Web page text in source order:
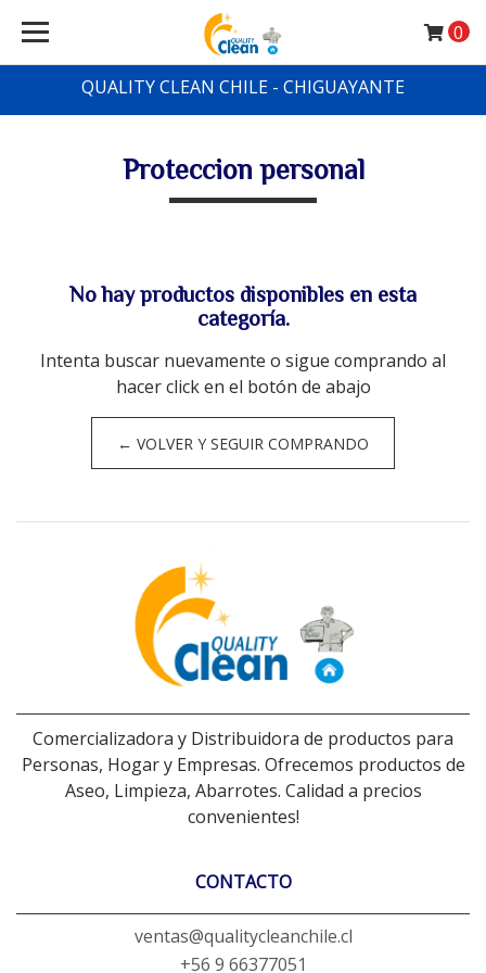
QUALITY CLEAN CHILE - CHIGUAYANTE
0
Proteccion personal
No hay productos disponibles en esta
categoría.
Intenta buscar nuevamente o sigue comprando al
hacer click en el botón de abajo
← VOLVER Y SEGUIR COMPRANDO
Comercializadora y Distribuidora de productos para
Personas, Hogar y Empresas. Ofrecemos productos de
Aseo, Limpieza, Abarrotes. Calidad a precios
convenientes!
CONTACTO
ventas@qualitycleanchile.cl
+56 9 66377051